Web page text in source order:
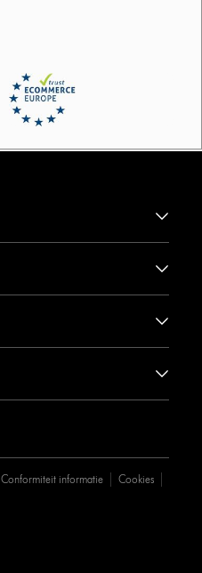
Conformiteit informatie
Cookies